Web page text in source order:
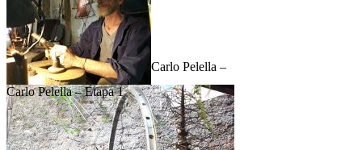
Carlo Pelella – Etapa 1
Carlo Pelella –